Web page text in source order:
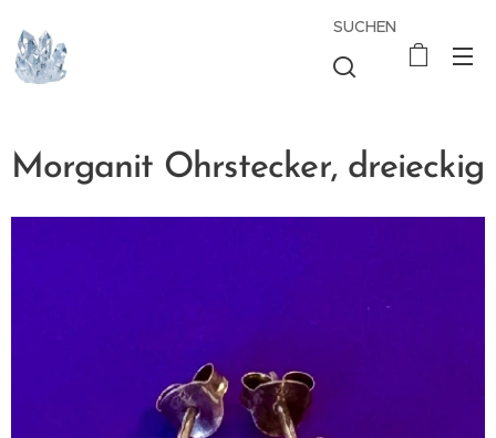
SUCHEN
Morganit Ohrstecker, dreieckig